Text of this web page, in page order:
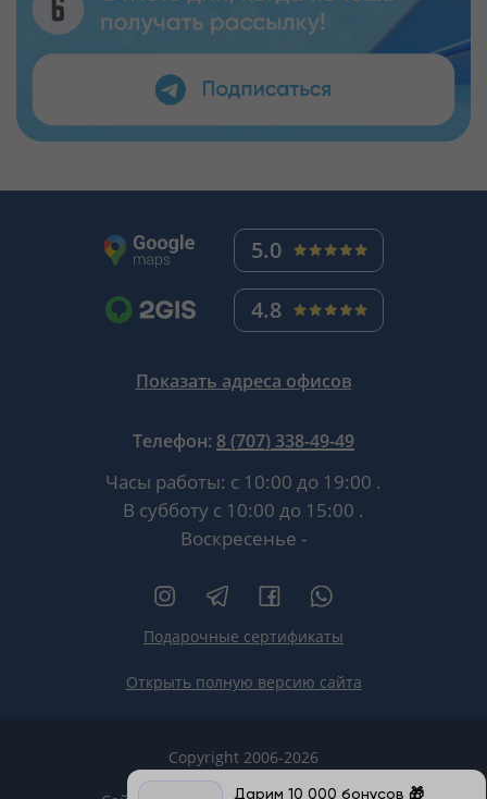
5.0
4.8
Показать адреса офисов
Телефон: 8 (707) 338-49-49
Часы работы: с 10:00 до 19:00 .
В субботу с 10:00 до 15:00 .
Воскресенье -
Подарочные сертификаты
Открыть полную версию сайта
Copyright 2006-2026
HT.KZ ТОО «HT.KZ Almaty».
Дарим 10 000 бонусов 🎁